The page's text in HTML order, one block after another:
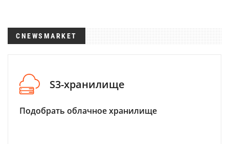
CNEWSMARKET
S3-хранилище
Подобрать облачное хранилище